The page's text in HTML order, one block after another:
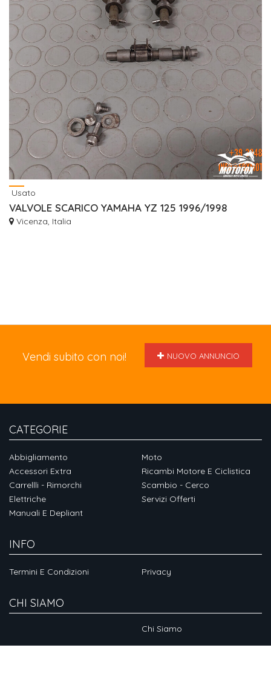
Usato
VALVOLE SCARICO YAMAHA YZ 125 1996/1998
Vicenza, Italia
Vendi subito con noi! NUOVO ANNUNCIO
CATEGORIE
Abbigliamento
Accessori Extra
Carrellli - Rimorchi
Elettriche
Manuali E Depliant
Moto
Ricambi Motore E Ciclistica
Scambio - Cerco
Servizi Offerti
INFO
Termini E Condizioni Privacy
CHI SIAMO
Chi Siamo